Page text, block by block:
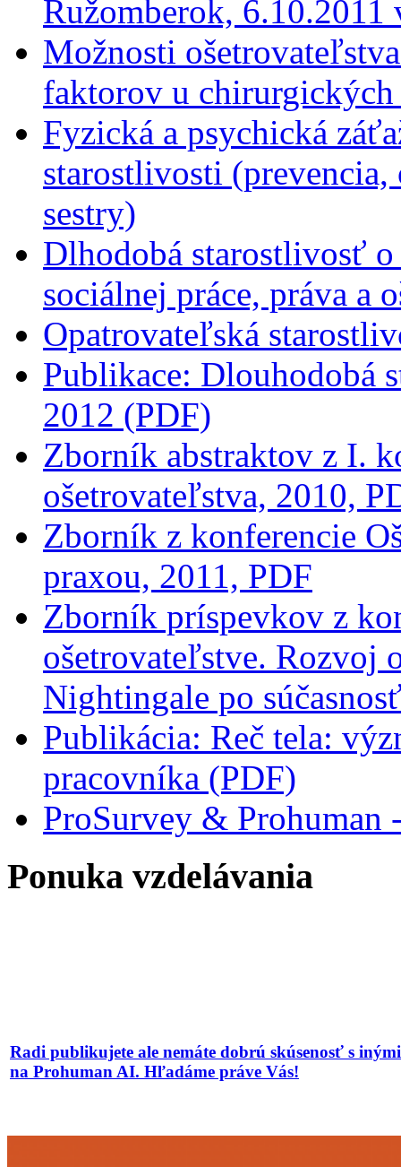
Ružomberok, 6.10.2011
Možnosti
faktorov u chirurgických
Fyzická a psychická
starostlivosti (prevencia,
sestry)
Dlhodobá starostlivosť
sociálnej práce, práva a
Opatrovateľská
Publikace: Dlouhodobá
2012 (PDF)
Zborník abstraktov z I.
ošetrovateľstva, 2010,
Zborník z konferencie
praxou, 2011, PDF
Zborník príspevkov z
ošetrovateľstve. Rozvoj
Nightingale po
Publikácia: Reč tela:
pracovníka (PDF)
ProSurvey & Prohuman
Ponuka vzdelávania
Radi publikujete ale nemáte dobrú skúsenosť s
na Prohuman AI. Hľadáme práve Vás!